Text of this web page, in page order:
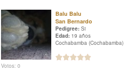
Balu Balu
San Bernardo
Pedigree: Si
Edad: 19 años
Cochabamba (Cochabamba)
Votos: 0